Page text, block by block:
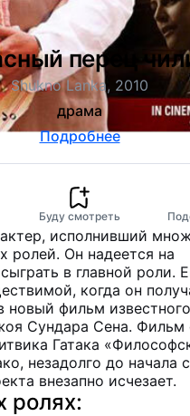
перец
Shukno Lanka, 2010
драма
Подробнее
Буду смотреть
исполнивший
ролей. Он надеется на
в главной роли.
когда он
новый фильм известного
Сундара Сена. Фильм
Гатака
незадолго до начала
внезапно исчезает.
ролях: